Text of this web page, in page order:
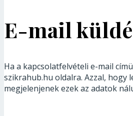
E-mail
Ha a kapcsolatfelvételi e-mail
szikrahub.hu oldalra. Azzal, hogy
megjelenjenek ezek az adatok